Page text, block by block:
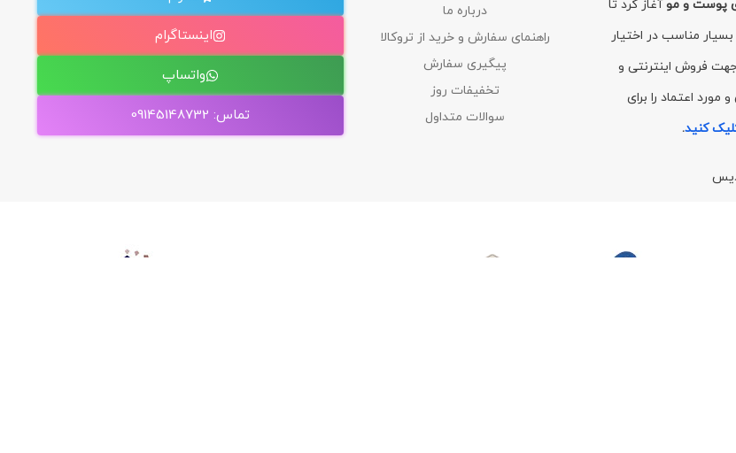
پوست و موآغاز کرد تا
مناسب در اختیار
فروش اینترنتی و
اعتماد را برای
کنید.
درباره ما
راهنمای سفارش و خرید از تروکالا
پیگیری سفارش
تخفیفات روز
سوالات متداول
اینستاگرام
واتساپ
تماس: 09145148732